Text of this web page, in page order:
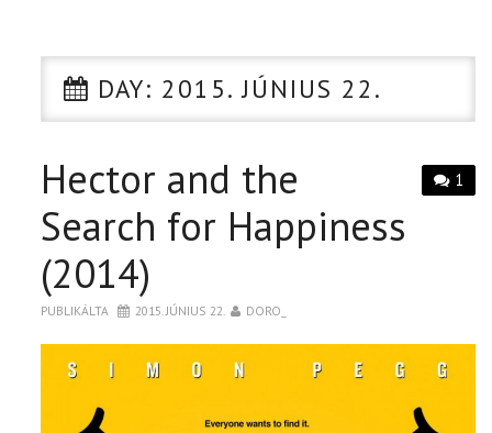
CIKK
PÓLÓ RENDELÉS
DAY: 2015. JÚNIUS 22.
1
Hector and the
Search for Happiness
(2014)
PUBLIKÁLTA 2015. JÚNIUS 22. DORO_